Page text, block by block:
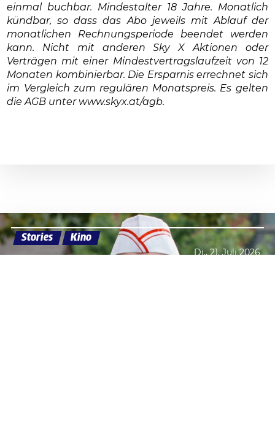
einmal buchbar. Mindestalter 18 Jahre. Monatlich
kündbar, so dass das Abo jeweils mit Ablauf der
monatlichen Rechnungsperiode beendet werden
kann. Nicht mit anderen Sky X Aktionen oder
Verträgen mit einer Mindestvertragslaufzeit von 12
Monaten kombinierbar. Die Ersparnis errechnet sich
im Vergleich zum regulären Monatspreis. Es gelten
die AGB unter www.skyx.at/agb.
Stories Kino
Di., 21. Juli 2026